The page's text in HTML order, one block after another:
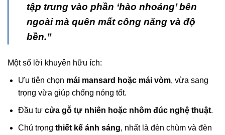
tập trung vào phần ‘hào nhoáng’ bên
ngoài mà quên mất công năng và độ
bền.”
Một số lời khuyên hữu ích:
Ưu tiên chọn mái mansard hoặc mái vòm, vừa sang
trọng vừa giúp chống nóng tốt.
Đầu tư cửa gỗ tự nhiên hoặc nhôm đúc nghệ thuật.
Chú trọng thiết kế ánh sáng, nhất là đèn chùm và đèn